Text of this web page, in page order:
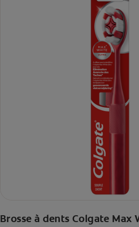
Brosse à dents Colgate Max